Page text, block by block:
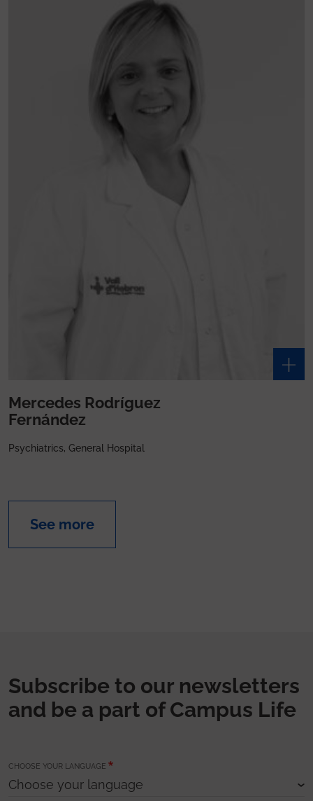
Mercedes Rodríguez
Fernández
Psychiatrics, General Hospital
See more
Subscribe to our newsletters
and be a part of Campus Life
CHOOSE YOUR LANGUAGE